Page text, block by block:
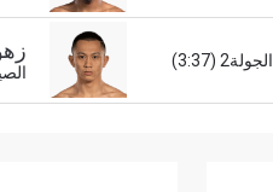
الجولة2 (3:37)